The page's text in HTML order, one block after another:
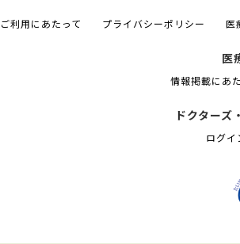
ご利用にあたって プライバシーポリシー 医
医
情報掲載にあ
ドクターズ
ログイ